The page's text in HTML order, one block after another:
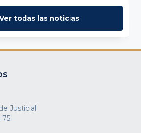
Ver todas las noticias
Justicial
75